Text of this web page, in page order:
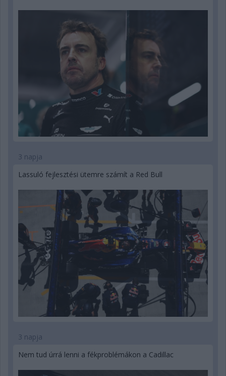
3 napja
Lassuló fejlesztési ütemre számít a Red Bull
3 napja
Nem tud úrrá lenni a fékproblémákon a Cadillac